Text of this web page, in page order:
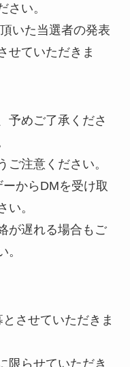
さい。
いた当選者の発表
せていただきま
予めご了承くださ
注意ください。
からDMを受け取
い。
が遅れる場合もご
。
させていただきま
限らせていただき